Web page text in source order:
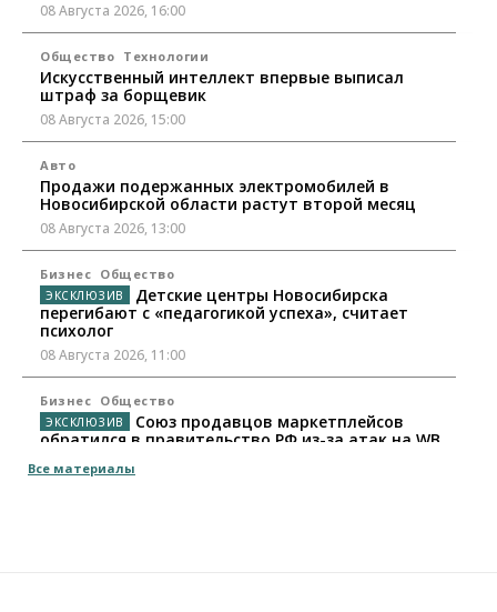
08 Августа 2026, 16:00
Общество Технологии
Искусственный интеллект впервые выписал
штраф за борщевик
08 Августа 2026, 15:00
Авто
Продажи подержанных электромобилей в
Новосибирской области растут второй месяц
08 Августа 2026, 13:00
Бизнес Общество
Детские центры Новосибирска
перегибают с «педагогикой успеха», считает
психолог
08 Августа 2026, 11:00
Бизнес Общество
Союз продавцов маркетплейсов
обратился в правительство РФ из-за атак на WB
08 Августа 2026, 10:00
Все материалы